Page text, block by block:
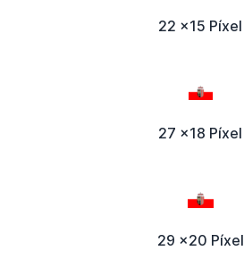
22 x15 Píxel
27 x18 Píxel
29 x20 Píxel